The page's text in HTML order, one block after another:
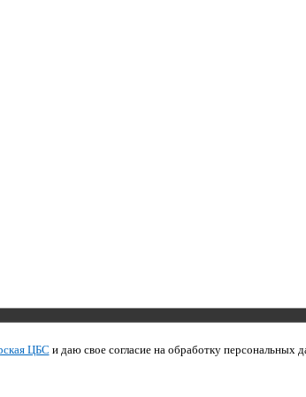
Copyright © 2011 МБУК СЦБС
ЦБС и даю свое согласие на обработку персональных